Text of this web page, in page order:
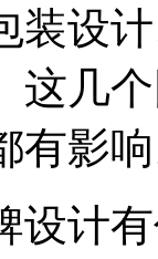
装设
这几
有影响
设计